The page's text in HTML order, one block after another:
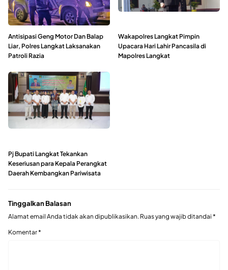
Antisipasi Geng Motor Dan Balap
Liar, Polres Langkat Laksanakan
Patroli Razia
Wakapolres Langkat Pimpin
Upacara Hari Lahir Pancasila di
Mapolres Langkat
Pj Bupati Langkat Tekankan
Keseriusan para Kepala Perangkat
Daerah Kembangkan Pariwisata
Tinggalkan Balasan
Alamat email Anda tidak akan dipublikasikan. Ruas yang wajib ditandai *
Komentar*